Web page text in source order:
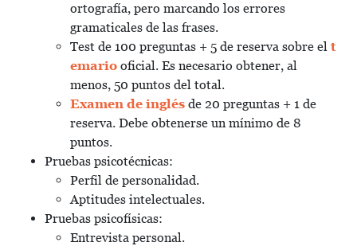
ortografía, pero marcando los errores
gramaticales de las frases.
Test de 100 preguntas + 5 de reserva sobre el t
emario oficial. Es necesario obtener, al
menos, 50 puntos del total.
Examen de inglés de 20 preguntas + 1 de
reserva. Debe obtenerse un mínimo de 8
puntos.
Pruebas psicotécnicas:
Perfil de personalidad.
Aptitudes intelectuales.
Pruebas psicofísicas:
Entrevista personal.